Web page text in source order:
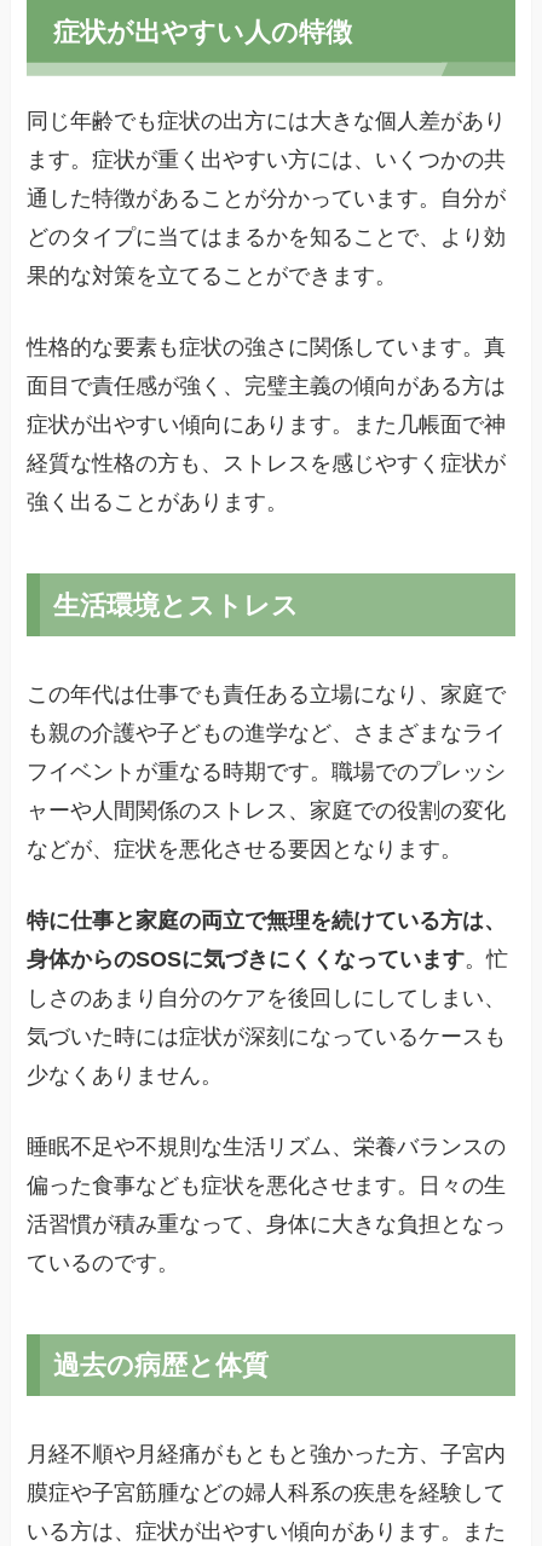
症状が出やすい人の特徴
同じ年齢でも症状の出方には大きな個人差があり
ます。症状が重く出やすい方には、いくつかの共
通した特徴があることが分かっています。自分が
どのタイプに当てはまるかを知ることで、より効
果的な対策を立てることができます。
性格的な要素も症状の強さに関係しています。真
面目で責任感が強く、完璧主義の傾向がある方は
症状が出やすい傾向にあります。また几帳面で神
経質な性格の方も、ストレスを感じやすく症状が
強く出ることがあります。
生活環境とストレス
この年代は仕事でも責任ある立場になり、家庭で
も親の介護や子どもの進学など、さまざまなライ
フイベントが重なる時期です。職場でのプレッシ
ャーや人間関係のストレス、家庭での役割の変化
などが、症状を悪化させる要因となります。
特に仕事と家庭の両立で無理を続けている方は、
身体からのSOSに気づきにくくなっています。忙
しさのあまり自分のケアを後回しにしてしまい、
気づいた時には症状が深刻になっているケースも
少なくありません。
睡眠不足や不規則な生活リズム、栄養バランスの
偏った食事なども症状を悪化させます。日々の生
活習慣が積み重なって、身体に大きな負担となっ
ているのです。
過去の病歴と体質
月経不順や月経痛がもともと強かった方、子宮内
膜症や子宮筋腫などの婦人科系の疾患を経験して
いる方は、症状が出やすい傾向があります。また